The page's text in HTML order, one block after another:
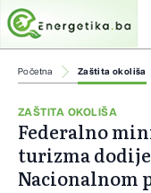
Početna Zaštita okoliša
ZAŠTITA OKOLIŠA
Federalno
turizma
Nacionalnom